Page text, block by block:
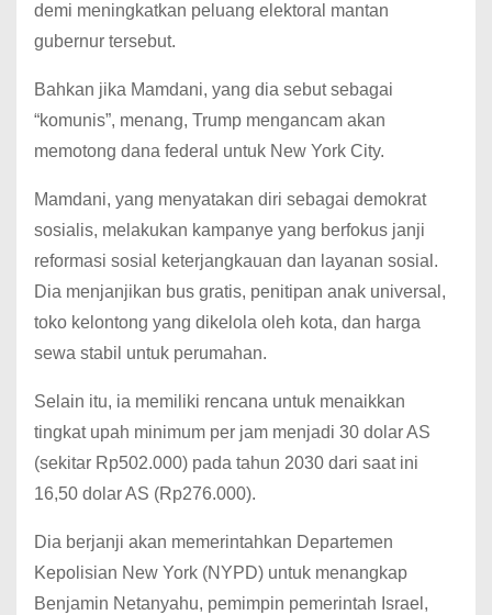
demi meningkatkan peluang elektoral mantan
gubernur tersebut.
Bahkan jika Mamdani, yang dia sebut sebagai
“komunis”, menang, Trump mengancam akan
memotong dana federal untuk New York City.
Mamdani, yang menyatakan diri sebagai demokrat
sosialis, melakukan kampanye yang berfokus janji
reformasi sosial keterjangkauan dan layanan sosial.
Dia menjanjikan bus gratis, penitipan anak universal,
toko kelontong yang dikelola oleh kota, dan harga
sewa stabil untuk perumahan.
Selain itu, ia memiliki rencana untuk menaikkan
tingkat upah minimum per jam menjadi 30 dolar AS
(sekitar Rp502.000) pada tahun 2030 dari saat ini
16,50 dolar AS (Rp276.000).
Dia berjanji akan memerintahkan Departemen
Kepolisian New York (NYPD) untuk menangkap
Benjamin Netanyahu, pemimpin pemerintah Israel,